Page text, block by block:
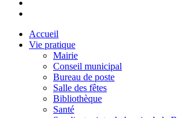
Accueil
Vie pratique
Mairie
Conseil municipal
Bureau de poste
Salle des fêtes
Bibliothèque
Santé